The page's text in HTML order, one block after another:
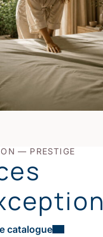
— PRESTIGE
catalogue